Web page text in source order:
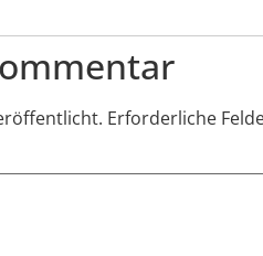
Erforderliche